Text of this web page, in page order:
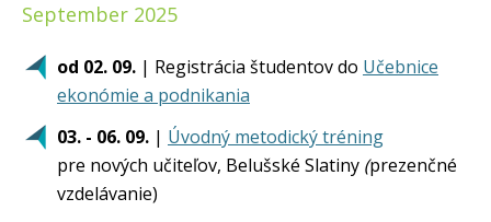
September 2025
od 02. 09. | Registrácia študentov do Učebnice
ekonómie a podnikania
03. - 06. 09. | Úvodný metodický tréning
pre nových učiteľov, Belušské Slatiny (prezenčné
vzdelávanie)